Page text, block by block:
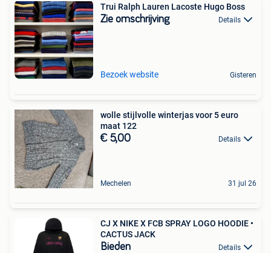
Trui Ralph Lauren Lacoste Hugo Boss
Zie omschrijving Details
Bezoek website Gisteren
wolle stijlvolle winterjas voor 5 euro
maat 122
€ 5,00 Details
Mechelen 31 jul 26
CJ X NIKE X FCB SPRAY LOGO HOODIE •
CACTUS JACK
Bieden Details